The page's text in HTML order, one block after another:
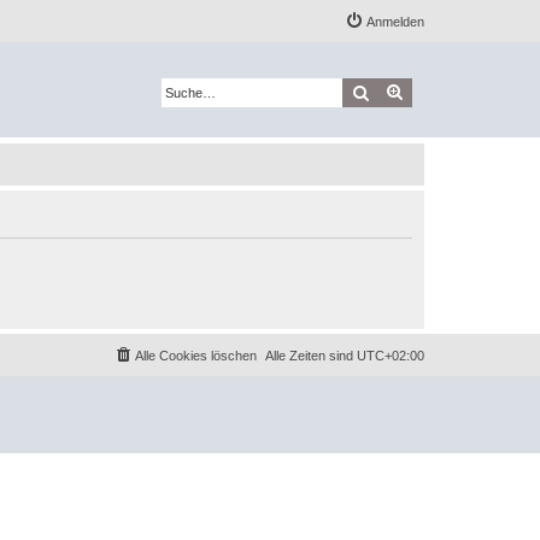
Anmelden
Suche
Alle Zeiten sind UTC+02:00
Alle Cookies löschen